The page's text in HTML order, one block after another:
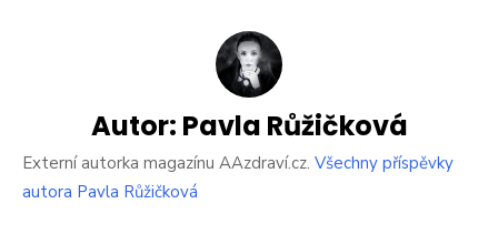
balzám
Jsou
přirozeným
zdrojem
mnoha
Autor: Pavla Růžičková
Externí autorka magazínu AAzdraví.cz. Všechny příspěvky
autora Pavla Růžičková